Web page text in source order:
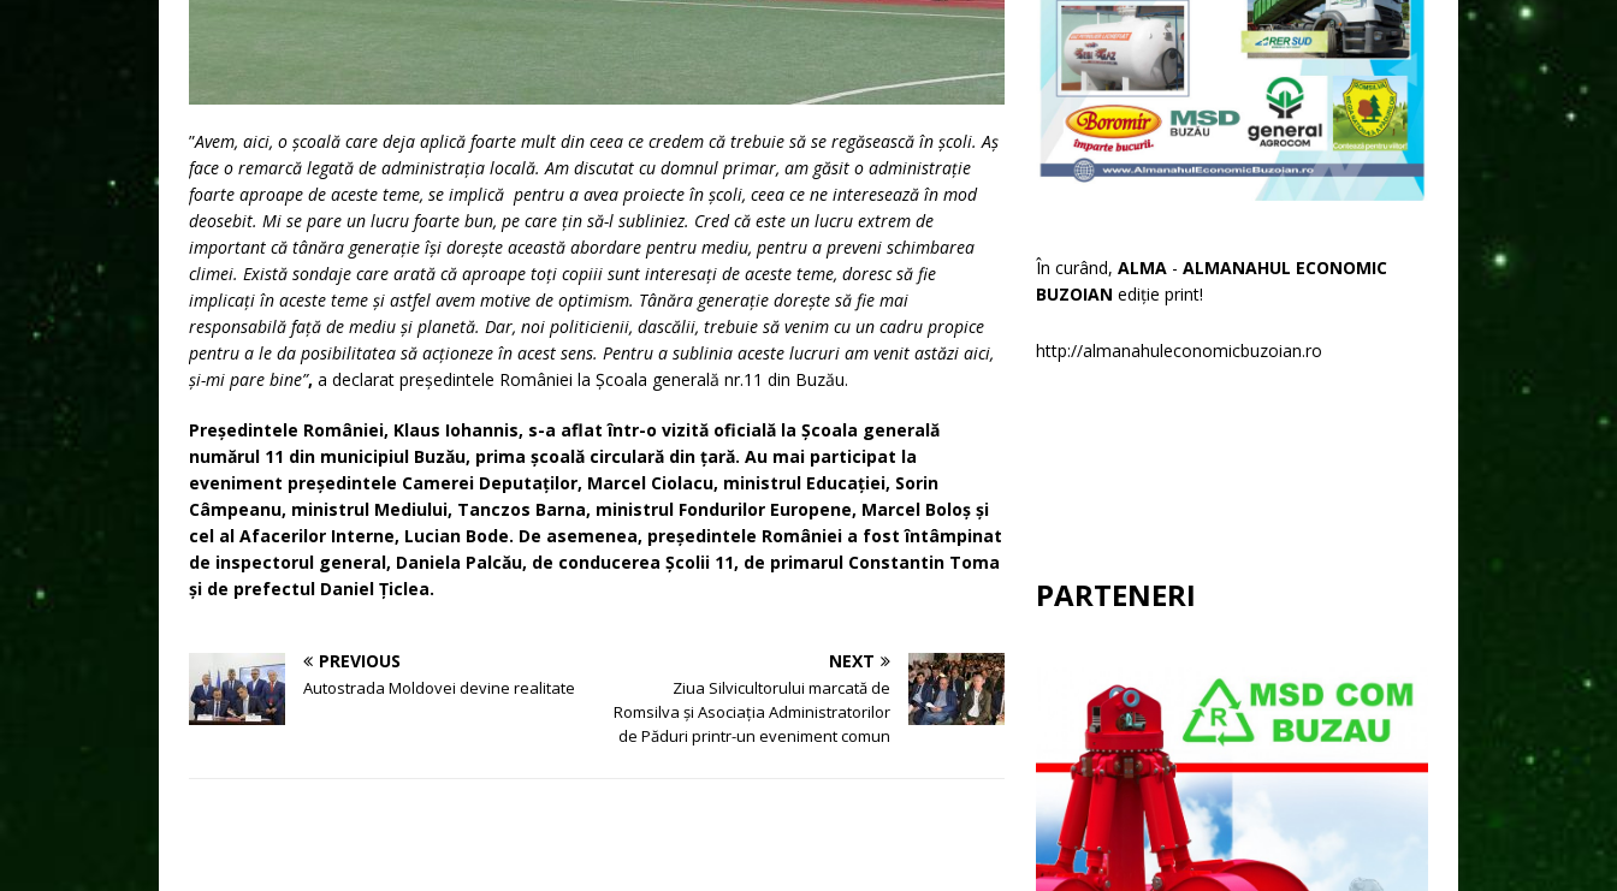
”Avem, aici, o școală care deja aplică foarte mult din ceea ce credem că trebuie să se regăsească în școli. Aș
face o remarcă legată de administrația locală. Am discutat cu domnul primar, am găsit o administrație
foarte aproape de aceste teme, se implică pentru a avea proiecte în școli, ceea ce ne interesează în mod
deosebit. Mi se pare un lucru foarte bun, pe care țin să-l subliniez. Cred că este un lucru extrem de
important că tânăra generație își dorește această abordare pentru mediu, pentru a preveni schimbarea
climei. Există sondaje care arată că aproape toți copiii sunt interesați de aceste teme, doresc să fie
implicați în aceste teme și astfel avem motive de optimism. Tânăra generație dorește să fie mai
responsabilă față de mediu și planetă. Dar, noi politicienii, dascălii, trebuie să venim cu un cadru propice
pentru a le da posibilitatea să acționeze în acest sens. Pentru a sublinia aceste lucruri am venit astăzi aici,
și-mi pare bine”, a declarat președintele României la Școala generală nr.11 din Buzău.
Președintele României, Klaus Iohannis, s-a aflat într-o vizită oficială la Școala generală
numărul 11 din municipiul Buzău, prima școală circulară din țară. Au mai participat la
eveniment președintele Camerei Deputaților, Marcel Ciolacu, ministrul Educației, Sorin
Câmpeanu, ministrul Mediului, Tanczos Barna, ministrul Fondurilor Europene, Marcel Boloș și
cel al Afacerilor Interne, Lucian Bode. De asemenea, președintele României a fost întâmpinat
de inspectorul general, Daniela Palcău, de conducerea Școlii 11, de primarul Constantin Toma
și de prefectul Daniel Țiclea.
PREVIOUS
Autostrada Moldovei devine realitate
NEXT
Ziua Silvicultorului marcată de
Romsilva și Asociația Administratorilor
de Păduri printr-un eveniment comun
În curând, ALMA - ALMANAHUL ECONOMIC
BUZOIAN ediție print!
http://almanahuleconomicbuzoian.ro
PARTENERI